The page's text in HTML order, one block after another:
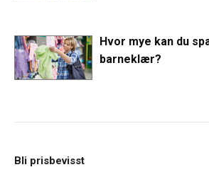
Hvor mye kan du
barneklær?
Bli prisbevisst